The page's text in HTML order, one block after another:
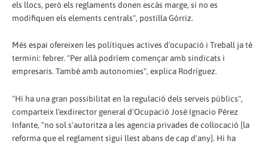
els llocs, però els reglaments donen escàs marge, si no es
modifiquen els elements centrals", postil·la Górriz.
Més espai ofereixen les polítiques actives d'ocupació i Treball ja té
termini: febrer. "Per allà podríem començar amb sindicats i
empresaris. També amb autonomies", explica Rodríguez.
"Hi ha una gran possibilitat en la regulació dels serveis públics",
comparteix l'exdirector general d'Ocupació José Ignacio Pérez
Infante, "no sol s'autoritza a les agencia privades de col·locació [la
reforma que el reglament sigui llest abans de cap d'any]. Hi ha